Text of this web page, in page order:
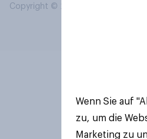
Copyright © 2026 YouGov PLC.
Wenn Sie auf
zu, um die
Marketing zu